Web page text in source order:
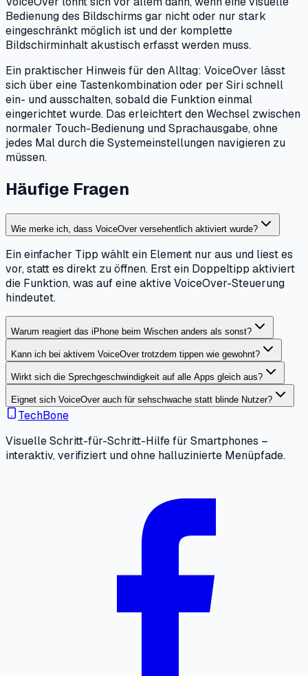
Bedienung des Bildschirms gar nicht oder nur stark
eingeschränkt möglich ist und der komplette
Bildschirminhalt akustisch erfasst werden muss.
Ein praktischer Hinweis für den Alltag: VoiceOver lässt
sich über eine Tastenkombination oder per Siri schnell
ein- und ausschalten, sobald die Funktion einmal
eingerichtet wurde. Das erleichtert den Wechsel zwischen
normaler Touch-Bedienung und Sprachausgabe, ohne
jedes Mal durch die Systemeinstellungen navigieren zu
müssen.
Häufige Fragen
Wie merke ich, dass VoiceOver versehentlich aktiviert wurde?
Ein einfacher Tipp wählt ein Element nur aus und liest es
vor, statt es direkt zu öffnen. Erst ein Doppeltipp aktiviert
die Funktion, was auf eine aktive VoiceOver-Steuerung
hindeutet.
Warum reagiert das iPhone beim Wischen anders als sonst?
Kann ich bei aktivem VoiceOver trotzdem tippen wie gewohnt?
Wirkt sich die Sprechgeschwindigkeit auf alle Apps gleich aus?
Eignet sich VoiceOver auch für sehschwache statt blinde Nutzer?
TechBone
Visuelle Schritt-für-Schritt-Hilfe für Smartphones –
interaktiv, verifiziert und ohne halluzinierte Menüpfade.